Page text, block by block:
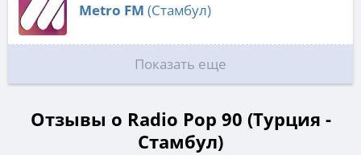
Metro FM (Стамбул)
Показать еще
Отзывы о Radio Pop 90 (Турция -
Стамбул)